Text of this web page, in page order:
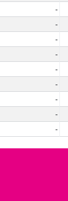
-
-
-
-
-
-
-
-
-